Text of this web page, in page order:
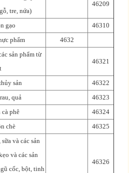
tre, nứa)
46209
gạo
46310
phẩm 4632
sản phẩm từ
46321
sản
46322
quả
46323
phê
46324
chè 46325
và các sản
và các sản
cốc, bột, tinh
46326